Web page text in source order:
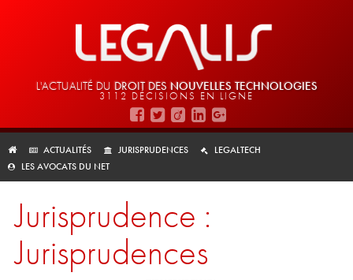
L'ACTUALITÉ DU DROIT DES NOUVELLES TECHNOLOGIES
3112 DÉCISIONS EN LIGNE
ACTUALITÉS JURISPRUDENCES
LEGALTECH
LES AVOCATS DU NET
Jurisprudence :
Jurisprudences